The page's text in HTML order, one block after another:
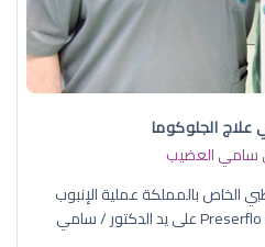
علاج الجلوكوما
سامي العضيب
الخاص بالمملكة عملية الإنبوب
المجهري "بريسرفلو" Preserflo Microshunt على يد الدكتور / سامي